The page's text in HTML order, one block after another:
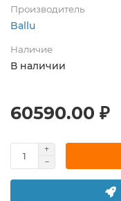
Производитель
Ballu
Наличие
В наличии
60590.00 ₽